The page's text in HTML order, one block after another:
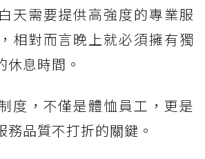
天需要提供高強度的專業服
相對而言晚上就必須擁有獨
休息時間。
度，不僅是體恤員工，更是
務品質不打折的關鍵。